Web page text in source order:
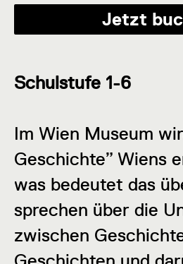
Jetzt
Schulstufe 1-6
Im Wien Museum
Geschichte” Wiens
was bedeutet das
sprechen über die
zwischen